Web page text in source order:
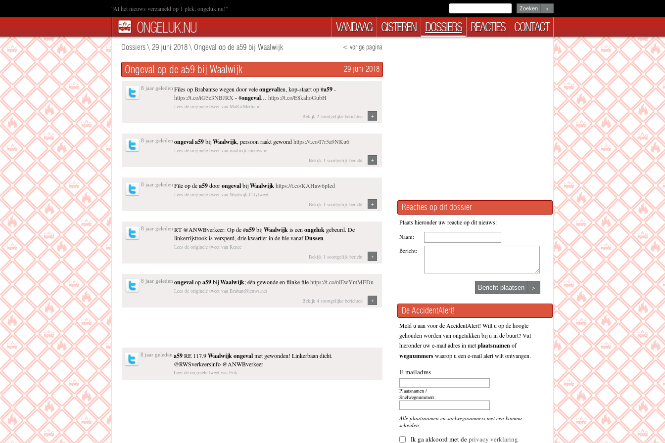
“Al het nieuws verzameld op 1 plek, ongeluk.nu!” >
VANDAAG GISTEREN DOSSIERS REACTIES CONTACT
Dossiers\ 29 juni 2018\ Ongeval op de a59 bij Waalwijk < vorige pagina
Ongeval op de a59 bij Waalwijk 29 juni 2018
8 jaar geleden Files op Brabantse wegen door veleongevallen, kop-staart op #a59-
https://t.co/iG5e3NBJRX - #ongeval… https://t.co/E8kahoGubH
Lees de originele tweet van MaRicMedia.nl
+
Bekijk 2 soortgelijke berichten
8 jaar geleden ongevala59bijWaalwijk, persoon raakt gewondhttps://t.co/I7r5a9NKu6
Lees de originele tweet van waalwijk.nieuws.nl
+
Bekijk 1 soortgelijk bericht
8 jaar geleden File op dea59doorongevalbijWaalwijkhttps://t.co/KAHaw6pIed
Lees de originele tweet van Waalwijk Citytweet
+
Bekijk 1 soortgelijk bericht
8 jaar geleden RT @ANWBverkeer: Op de #a59bijWaalwijkis een ongeluk gebeurd. De
linkerrijstrook is versperd, drie kwartier in de file vanafDussen
Lees de originele tweet van Renee
+
Bekijk 1 soortgelijk bericht
8 jaar geleden ongevalopa59bijWaalwijk; één gewonde en flinke filehttps://t.co/nlEwYmMFDn
Lees de originele tweet van BrabantNieuws.net
+
Bekijk 4 soortgelijke berichten
8 jaar geleden a59RE 117.9Waalwijkongevalmet gewonden! Linkerbaan dicht.
@RWSverkeersinfo @ANWBverkeer
Lees de originele tweet van Erik.
Reacties op dit dossier
Plaats hieronder uw reactie op dit nieuws:
Naam:
Bericht:
>
De AccidentAlert!
Meld u aan voor de AccidentAlert! Wilt u op de hoogte
gehouden worden van ongelukken bij u in de buurt? Vul
hieronder uw e-mail adres in metplaatsnamenof
wegnummerswaarop u een e-mail alert wilt ontvangen.
E-mailadres
Plaatsnamen /
Snelwegnummers
Alle plaatsnamen en snelwegnummers met een komma
scheiden
Ik ga akkoord met deprivacy verklaring